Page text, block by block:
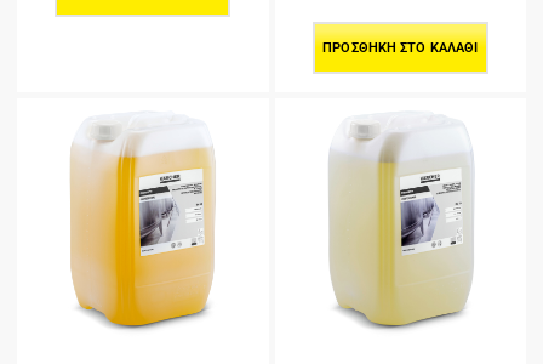
ΠΡΟΣΘΉΚΗ ΣΤΟ ΚΑΛΆΘΙ